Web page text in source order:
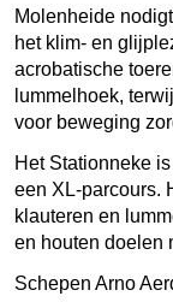
Molenheide
het klim- en
acrobatische
lummelhoek,
voor beweging
Het Stationneke
een XL-parcours.
klauteren en
en houten doelen
Schepen Arno